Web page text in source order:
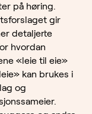
på høring.
gir
detaljerte
hvordan
«leie til eie»
kan brukes i
og